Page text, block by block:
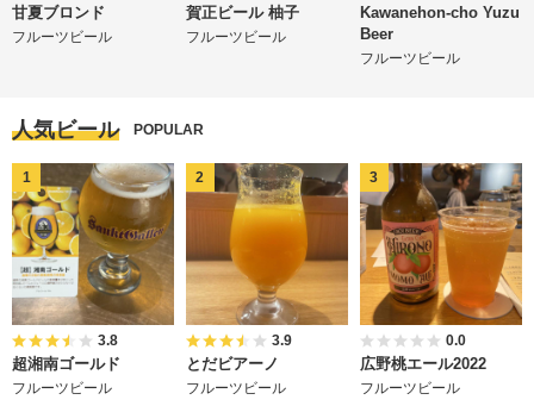
甘夏ブロンド
フルーツビール
賀正ビール 柚子
フルーツビール
Kawanehon-cho Yuzu
Beer
フルーツビール
人気ビール POPULAR
3.8
超湘南ゴールド
フルーツビール
3.9
とだビアーノ
フルーツビール
0.0
広野桃エール2022
フルーツビール